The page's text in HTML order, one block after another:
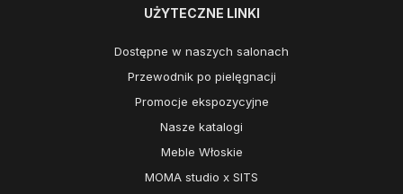
UŻYTECZNE LINKI
Dostępne w naszych salonach
Przewodnik po pielęgnacji
Promocje ekspozycyjne
Nasze katalogi
Meble Włoskie
MOMA studio x SITS